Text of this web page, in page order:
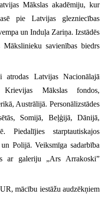
Mākslas akadēmiju, kur
pie Latvijas glezniecības
un Induļa Zariņa. Izstādēs
savienības biedrs
Latvijas Nacionālajā
Mākslas fondos,
Austrālijā. Personālizstādes
Somijā, Beļģijā, Dānijā,
Piedalījies starptautiskajos
Polijā. Veiksmīga sadarbība
ar galeriju „Ars Arrakoski”
mācību iestāžu audzēkņiem